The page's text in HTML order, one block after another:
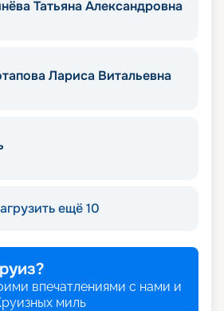
Татьяна Александровна
Лариса Витальевна
ещё 10
впечатлениями с нами и
миль